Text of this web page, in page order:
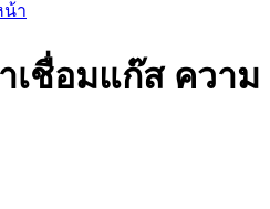
น้า
เชื่อมแก๊ส ความ